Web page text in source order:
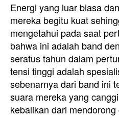
Energi yang luar biasa
mereka begitu kuat
mengetahui pada saat
bahwa ini adalah band
seratus tahun dalam
tensi tinggi adalah
sebenarnya dari band ini
suara mereka yang
kebalikan dari